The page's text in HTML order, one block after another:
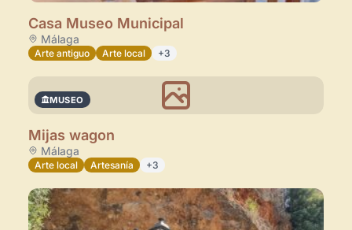
Casa Museo Municipal
Málaga
Arte antiguo Arte local +3
MUSEO
Mijas wagon
Málaga
Arte local Artesanía +3